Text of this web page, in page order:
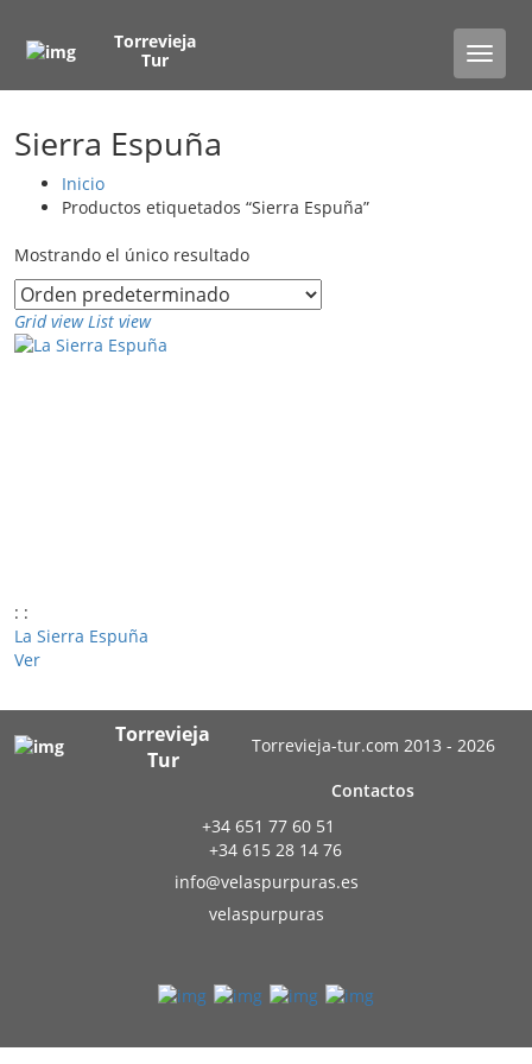
Toggle
Torrevieja
Tur
Sierra Espuña
Inicio
Productos etiquetados “Sierra Espuña”
Mostrando el único resultado
Grid view List view
: :
La Sierra Espuña
Ver
Torrevieja
Tur
Torrevieja-tur.com 2013 - 2026
Contactos
+34 651 77 60 51
+34 615 28 14 76
info@velaspurpuras.es
velaspurpuras